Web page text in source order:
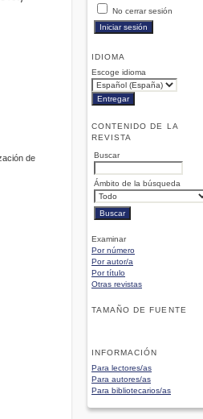
No cerrar sesión
IDIOMA
Escoge idioma
CONTENIDO DE LA
REVISTA
Buscar
Ámbito de la búsqueda
Examinar
Por número
Por autor/a
Por título
Otras revistas
TAMAÑO DE FUENTE
INFORMACIÓN
Para lectores/as
Para autores/as
Para bibliotecarios/as
de